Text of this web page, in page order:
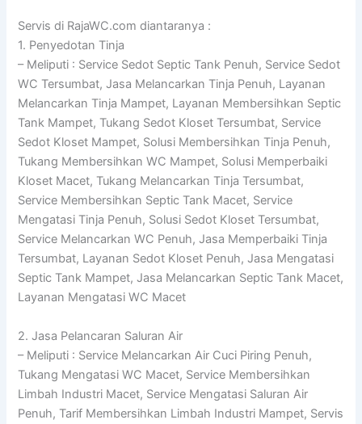
Servis di RajaWC.com diantaranya :
1. Penyedotan Tinja
– Meliputi : Service Sedot Septic Tank Penuh, Service Sedot
WC Tersumbat, Jasa Melancarkan Tinja Penuh, Layanan
Melancarkan Tinja Mampet, Layanan Membersihkan Septic
Tank Mampet, Tukang Sedot Kloset Tersumbat, Service
Sedot Kloset Mampet, Solusi Membersihkan Tinja Penuh,
Tukang Membersihkan WC Mampet, Solusi Memperbaiki
Kloset Macet, Tukang Melancarkan Tinja Tersumbat,
Service Membersihkan Septic Tank Macet, Service
Mengatasi Tinja Penuh, Solusi Sedot Kloset Tersumbat,
Service Melancarkan WC Penuh, Jasa Memperbaiki Tinja
Tersumbat, Layanan Sedot Kloset Penuh, Jasa Mengatasi
Septic Tank Mampet, Jasa Melancarkan Septic Tank Macet,
Layanan Mengatasi WC Macet
2. Jasa Pelancaran Saluran Air
– Meliputi : Service Melancarkan Air Cuci Piring Penuh,
Tukang Mengatasi WC Macet, Service Membersihkan
Limbah Industri Macet, Service Mengatasi Saluran Air
Penuh, Tarif Membersihkan Limbah Industri Mampet, Servis